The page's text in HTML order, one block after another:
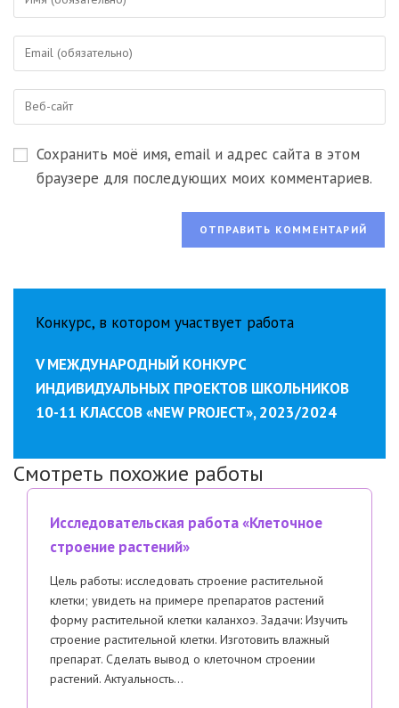
или
имя
пользователя,
чтобы
прокомментировать
Введите
адрес,
чтобы
Введите
веб-
сайта
Сохранить моё имя, email и адрес сайта в этом
браузере для последующих моих комментариев.
Конкурс, в котором участвует работа
V МЕЖДУНАРОДНЫЙ КОНКУРС
ИНДИВИДУАЛЬНЫХ ПРОЕКТОВ ШКОЛЬНИКОВ
10-11 КЛАССОВ «NEW PROJECT», 2023/2024
Смотреть похожие работы
Исследовательская работа «Клеточное
строение растений»
Цель работы: исследовать строение растительной
клетки; увидеть на примере препаратов растений
форму растительной клетки каланхоэ. Задачи: Изучить
строение растительной клетки. Изготовить влажный
препарат. Сделать вывод о клеточном строении
растений. Актуальность…